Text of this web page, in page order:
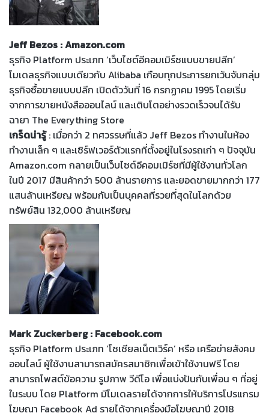
Jeff Bezos : Amazon.com
ธุรกิจ Platform ประเภท ‘เว็บไซต์อีคอมเมิร์ซแบบขายปลีก’
โมเดลธุรกิจแบบเดียวกับ Alibaba เกือบทุกประการยกเว้นจับกลุ่ม
ธุรกิจซื้อขายแบบปลีก เปิดตัววันที่ 16 กรกฏาคม 1995 โดยเริ่ม
จากการขายหนังสือออนไลน์ และเติบโตอย่างรวดเร็วจนได้รับ
ฉายา The Everything Store
เกร็ดน่ารู้: เมื่อกว่า 2 ทศวรรษที่แล้ว Jeff Bezos ทำงานในห้อง
ทำงานเล็ก ๆ และเซิร์ฟเวอร์ตัวแรกที่ตั้งอยู่ในโรงรถเก่า ๆ ปัจจุบัน
Amazon.com กลายเป็นเว็บไซต์อีคอมเมิร์ซที่มีผู้ใช้งานทั่วโลก
ในปี 2017 มีสินค้ากว่า 500 ล้านรายการ และยอดขายมากกว่า 177
แสนล้านเหรียญ พร้อมกับเป็นบุคคลที่รวยที่สุดในโลกด้วย
ทรัพย์สิน 132,000 ล้านเหรียญ
Mark Zuckerberg : Facebook.com
ธุรกิจ Platform ประเภท ‘โซเชียลเน็ตเวิร์ค’ หรือ เครือข่ายสังคม
ออนไลน์ ผู้ใช้งานสามารถสมัครสมาชิกเพื่อเข้าใช้งานฟรี โดย
สามารถโพสต์ข้อความ รูปภาพ วีดีโอ เพื่อแบ่งปันกับเพื่อน ๆ ที่อยู่
ในระบบ โดย Platform มีโมเดลรายได้จากการให้บริการโปรแกรม
โฆษณา Facebook Ad รายได้จากเครื่องมือโฆษณาปี 2018